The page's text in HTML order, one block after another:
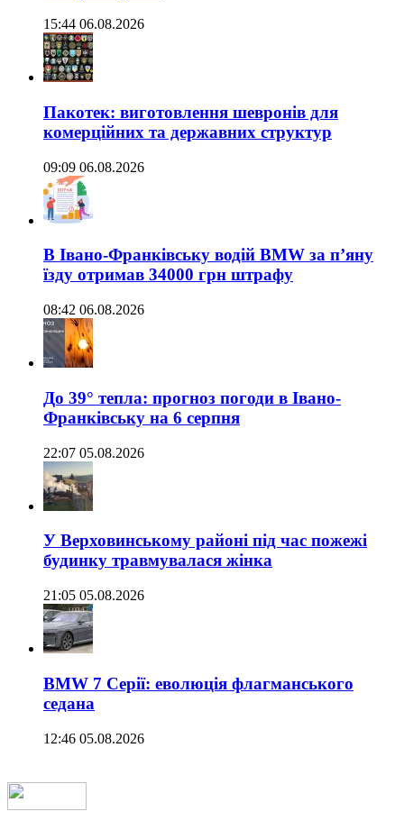
15:44 06.08.2026
Пакотек: виготовлення шевронів для
комерційних та державних структур
09:09 06.08.2026
В Івано-Франківську водій BMW за п’яну
їзду отримав 34000 грн штрафу
08:42 06.08.2026
До 39° тепла: прогноз погоди в Івано-
Франківську на 6 серпня
22:07 05.08.2026
У Верховинському районі під час пожежі
будинку травмувалася жінка
21:05 05.08.2026
BMW 7 Серії: еволюція флагманського
седана
12:46 05.08.2026